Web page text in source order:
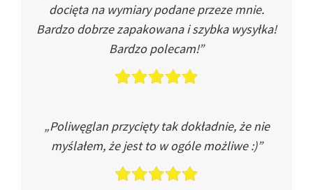
docięta na wymiary podane przeze mnie.
Bardzo dobrze zapakowana i szybka wysyłka!
Bardzo polecam!”
„Poliwęglan przycięty tak dokładnie, że nie
myślałem, że jest to w ogóle możliwe :)”